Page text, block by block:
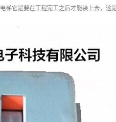
它是要在工程完工之后才能装上去，这